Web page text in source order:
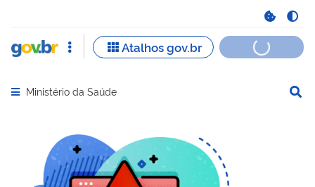
Abrir menu principal de navegação
Ministério da Saúde